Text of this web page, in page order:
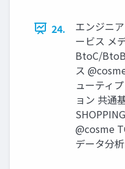
24.
エンジニ
ービス メ
BtoC/
ス
ューティ
ョン 共通
@cosme
データ分析